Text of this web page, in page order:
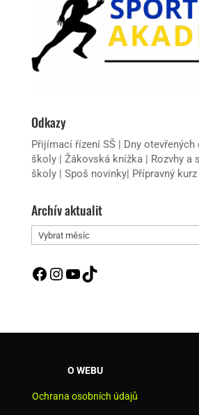
Odkazy
Přijímací řízení SŠ| Dny otevřených
školy| Žákovská knížka| Rozvhy a
školy
Spoš novinky| Přípravný kurz|
Archív aktualit
Archív
aktualit
Facebook
Instagram
YouTube
TikTok
O WEBU
Ochrana osobních údajů